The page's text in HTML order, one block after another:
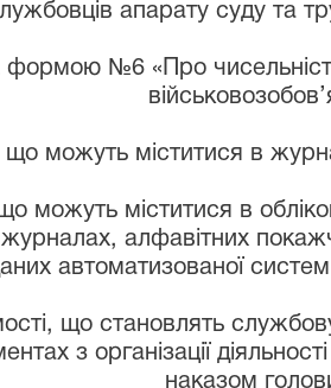
апарату суду та
формою №6 «Про
що можуть міститися в
можуть міститися в
алфавітних
автоматизованої
що становлять
з організації
наказом